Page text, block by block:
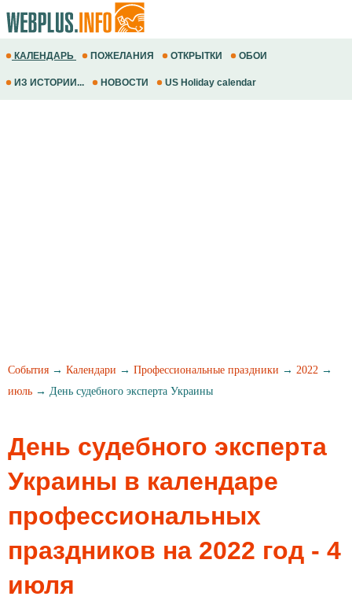
КАЛЕНДАРЬ ПОЖЕЛАНИЯ ОТКРЫТКИ ОБОИ
ИЗ ИСТОРИИ... НОВОСТИ US Holiday calendar
События → Календари → Профессиональные праздники → 2022 →
июль → День судебного эксперта Украины
День судебного эксперта
Украины в календаре
профессиональных
праздников на 2022 год - 4
июля